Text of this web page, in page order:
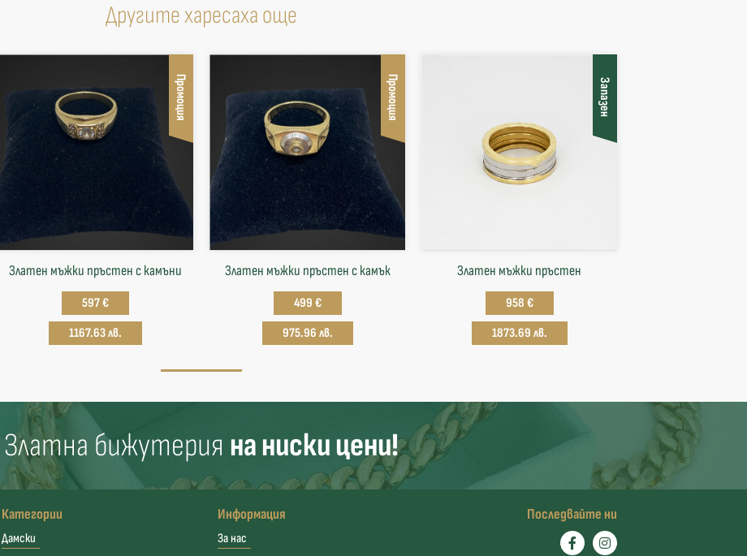
Другите харесаха още
Промоция
Златен мъжки пръстен с камъни
597 €
1167.63 лв.
Промоция
Златен мъжки пръстен с камък
499 €
975.96 лв.
Запазен
Златен мъжки пръстен
958 €
1873.69 лв.
Златна бижутерия на ниски цени!
Категории
Дамски
Информация
За нас
Последвайте ни